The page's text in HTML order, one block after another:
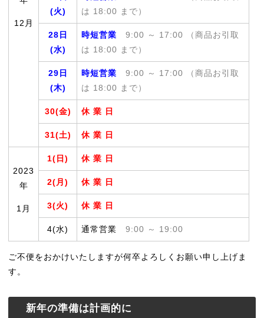
12月
(火)
は 18:00 まで）
28日
(水)
時短営業
9:00 ～ 17:00 （商品お引取
は 18:00 まで）
29日
(木)
時短営業
9:00 ～ 17:00 （商品お引取
は 18:00 まで）
30(金) 休 業 日
31(土) 休 業 日
2023
年
1月
1(日) 休 業 日
2(月) 休 業 日
3(火) 休 業 日
4(水) 通常営業9:00 ～ 19:00
ご不便をおかけいたしますが何卒よろしくお願い申し上げま
す。
新年の準備は計画的に